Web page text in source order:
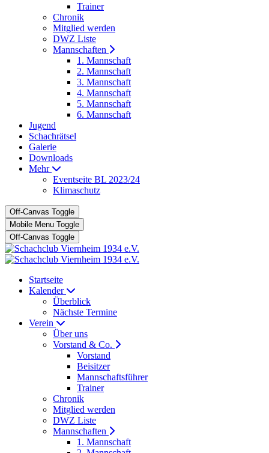
Trainer
Chronik
Mitglied werden
DWZ Liste
Mannschaften
1. Mannschaft
2. Mannschaft
3. Mannschaft
4. Mannschaft
5. Mannschaft
6. Mannschaft
Jugend
Schachrätsel
Galerie
Downloads
Mehr
Eventseite BL 2023/24
Klimaschutz
Off-Canvas Toggle
Mobile Menu Toggle
Off-Canvas Toggle
Startseite
Kalender
Überblick
Nächste Termine
Verein
Über uns
Vorstand & Co.
Vorstand
Beisitzer
Mannschaftsführer
Trainer
Chronik
Mitglied werden
DWZ Liste
Mannschaften
1. Mannschaft